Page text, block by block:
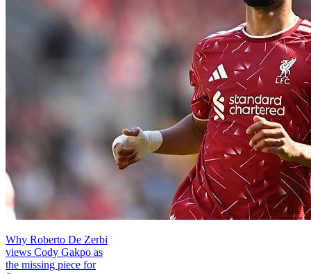
Why Roberto De Zerbi
views Cody Gakpo as
the missing piece for